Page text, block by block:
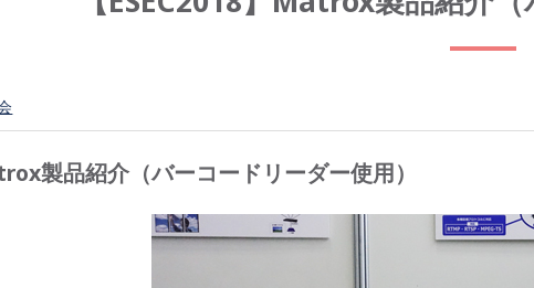
製品紹介（バーコードリーダー使用）